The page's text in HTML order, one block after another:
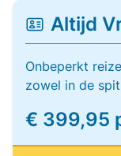
Altijd
Onbeperkt
zowel in de
€ 399,95